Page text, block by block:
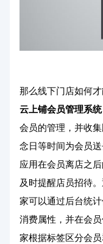
那么线下门店如何
云上铺会员管理系统
会员的管理，并收
念日等时间为会员
应用在会员离店之
及时提醒店员招待
家可以通过后台统
消费属性，并在会
家根据标签区分会